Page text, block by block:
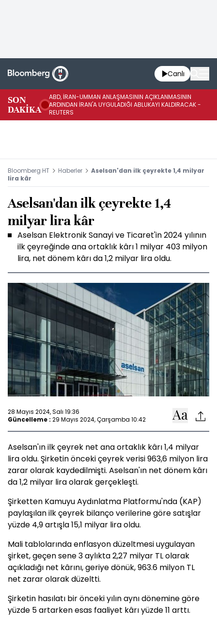
Canlı
SON
DAKİKA
ABD, İRAN-UMMAN ANLAŞMASININ AÇIKLANMASININ
ARDINDAN İRAN'A UYGULADIĞI ABLUKAYI KALDIRACAK -
REUTERS
Bloomberg HT Haberler
Aselsan'dan ilk çeyrekte 1,4 milyar
lira kâr
Aselsan'dan ilk çeyrekte 1,4
milyar lira kâr
Aselsan Elektronik Sanayi ve Ticaret'in 2024 yılının
ilk çeyreğinde ana ortaklık kârı 1 milyar 403 milyon
lira, net dönem kârı da 1,2 milyar lira oldu.
28 Mayıs 2024, Salı 19:36
Güncelleme : 29 Mayıs 2024, Çarşamba 10:42
Aselsan'ın ilk çeyrek net ana ortaklık kârı 1,4 milyar
lira oldu. Şirketin önceki çeyrek verisi 963,6 milyon lira
zarar olarak kaydedilmişti. Aselsan'ın net dönem kârı
da 1,2 milyar lira olarak gerçekleşti.
Şirketten Kamuyu Aydınlatma Platformu'nda (KAP)
paylaşılan ilk çeyrek bilanço verilerine göre satışlar
yüzde 4,9 artışla 15,1 milyar lira oldu.
Mali tablolarında enflasyon düzeltmesi uygulayan
şirket, geçen sene 3 aylıkta 2,27 milyar TL olarak
açıkladığı net kârını, geriye dönük, 963.6 milyon TL
net zarar olarak düzeltti.
Şirketin hasılatı bir önceki yılın aynı dönemine göre
yüzde 5 artarken esas faaliyet kârı yüzde 11 arttı.